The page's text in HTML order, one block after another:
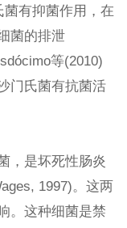
菌有抑菌作用，在
菌的排泄
等(2010)
门氏菌有抗菌活
，是坏死性肠炎
1997)。这两
。这种细菌是禁